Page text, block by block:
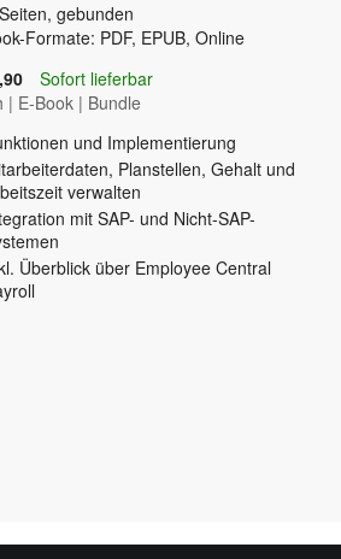
Seiten, gebunden
Formate: PDF, EPUB, Online
Sofort lieferbar
| E-Book | Bundle
und Implementierung
Planstellen, Gehalt und
verwalten
mit SAP- und Nicht-SAP-
Überblick über Employee Central